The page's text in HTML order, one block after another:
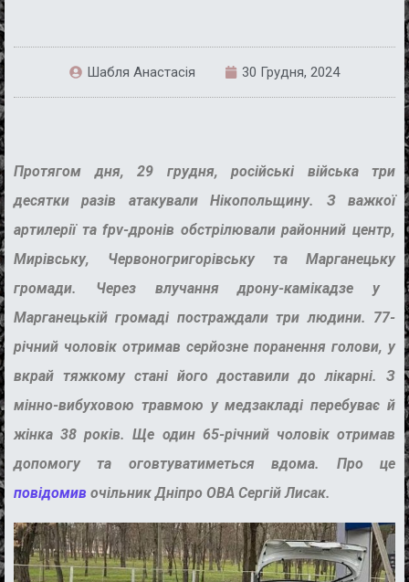
Шабля Анастасія 30 Грудня, 2024
Протягом дня, 29 грудня, російські військатри
десятки разів атакувалиНікопольщину. З
важкої
артилерії таfpv-дронів обстрілювали районний центр,
Мирівську, Червоногригорівськута Марганецьку
громади. Через влучання дрону-камікадзе у
Марганецькій громаді постраждали три людини. 77-
річний чоловік отримав серйозне поранення голови, у
вкрай тяжкому стані його доставили до лікарні.
З
мінно-вибуховою травмою умедзакладі перебуває й
жінка 38 років. Ще один 65-річний чоловікотримав
допомогу та оговтуватиметься вдома. Про це
повідомив очільник Дніпро ОВА Сергій Лисак.